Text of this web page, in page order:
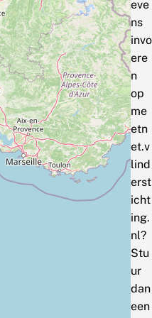
eve
ns
invo
ere
n
op
me
etn
et.v
lind
erst
icht
ing.
nl?
Stu
ur
dan
een